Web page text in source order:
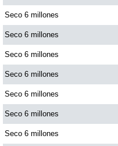
Super Chontico
Seco 6 millones
Seco 6 millones
Seco 6 millones
Seco 6 millones
Seco 6 millones
Seco 6 millones
Seco 6 millones